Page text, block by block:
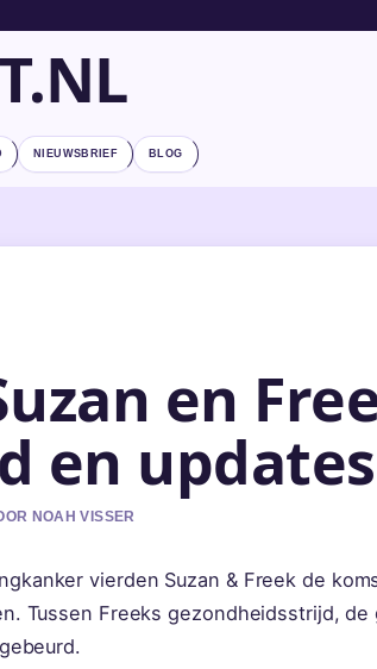
NIEUWSBRIEF BLOG
en
en updates
NOAH VISSER
vierden Suzan & Freek de
Tussen Freeks gezondheidsstrijd, de